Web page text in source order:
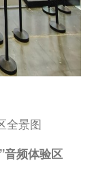
全景图
音频体验区